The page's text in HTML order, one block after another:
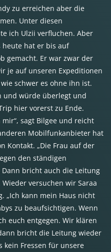
zu erreichen aber die
Unter diesen
ich Ulzii verfluchen. Aber
hat er bis auf
gemacht. Er war zwar der
je auf unseren Expeditionen
schwer es ohne ihn ist.
und würde überlegt und
hier vorerst zu Ende.
sagt Bilgee und reicht
Mobilfunkanbieter hat
Kontakt. „Die Frau auf der
den ständigen
bricht auch die Leitung
versuchen wir Saraa
„Ich kann mein Haus nicht
zu beaufsichtigen. Wenn
euch entgegen. Wir klären
bricht die Leitung wieder
kein Fressen für unsere